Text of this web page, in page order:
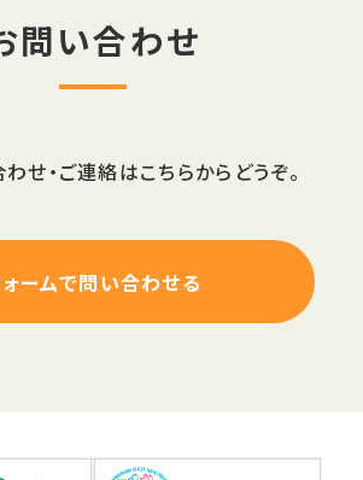
問い合わせ
せ・ご連絡はこちらからどうぞ。
ームで問い合わせる